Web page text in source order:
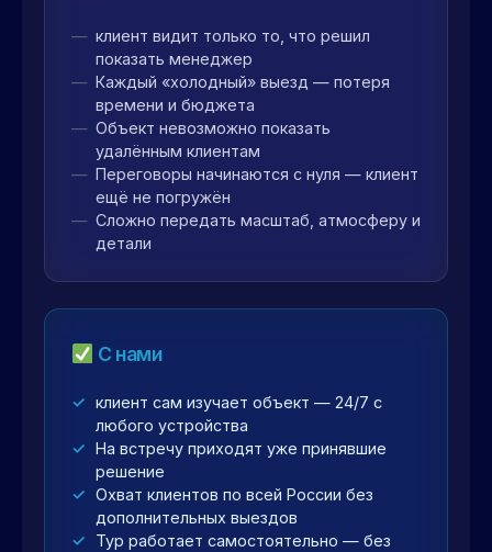
клиент видит только то, что решил
показать менеджер
Каждый «холодный» выезд — потеря
времени и бюджета
Объект невозможно показать
удалённым клиентам
Переговоры начинаются с нуля — клиент
ещё не погружён
Сложно передать масштаб, атмосферу и
детали
С нами
клиент сам изучает объект — 24/7 с
любого устройства
На встречу приходят уже принявшие
решение
Охват клиентов по всей России без
дополнительных выездов
Тур работает самостоятельно — без